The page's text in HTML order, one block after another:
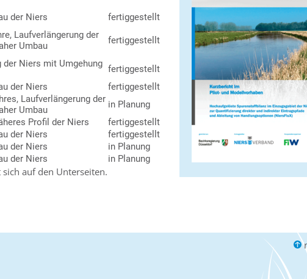
der Niers
fertiggestellt
Laufverlängerung der
Umbau
fertiggestellt
der Niers mit Umgehung fertiggestellt
der Niers
fertiggestellt
Laufverlängerung der
Umbau
in Planung
Profil der Niers
fertiggestellt
der Niers
fertiggestellt
der Niers
in Planung
der Niers in Planung
auf den Unterseiten.